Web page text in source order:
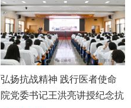
弘扬抗战精神 践行医者使命
院党委书记王洪亮讲授纪念抗